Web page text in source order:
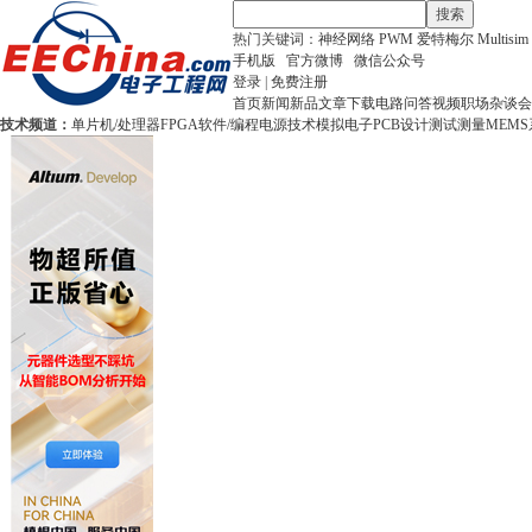
搜索
热门关键词： 神经网络 PWM 爱特梅尔 Multisim
手机版
官方微博
微信公众号
登录 免费注册
首页新闻新品文章下载电路问答视频职场杂谈
技术频道： 单片机/处理器FPGA软件/编程电源技术模拟电子PCB设计测试测量MEMS